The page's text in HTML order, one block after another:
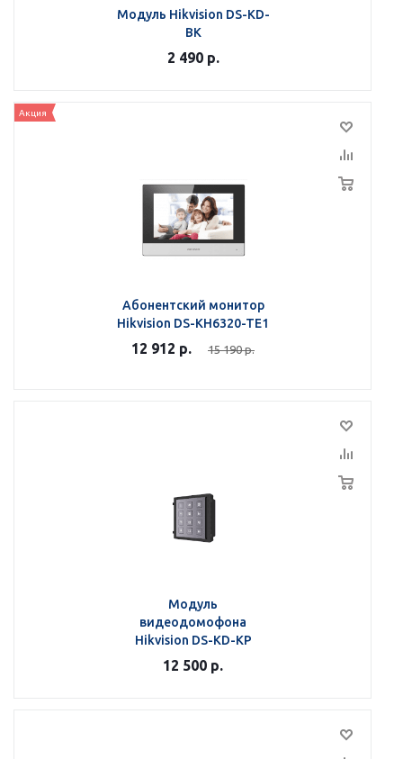
Модуль Hikvision DS-KD-
BK
2 490р.
Акция
Абонентский монитор
Hikvision DS-KH6320-TE1
12 912 р. 15 190р.
Модуль
видеодомофона
Hikvision DS-KD-KP
12 500 р.